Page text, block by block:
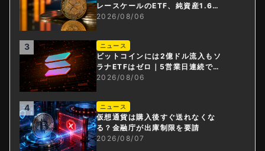
レースケールのETF、純資産1.6億
ドル減
2026/08/06
3 ニュース
ビットコインには2億ドル流入もソ
ラナETFはゼロ｜5営業日連続で停
止
2026/08/06
4 ニュース
仮想通貨は購入後すぐ送れなくな
る？金融庁が出庫制限を要請
2026/08/07